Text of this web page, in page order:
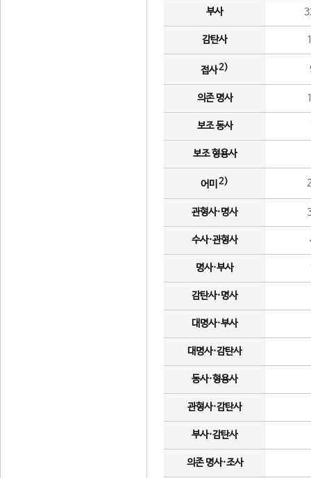
부사
감탄사
접사2)
의존 명사
보조 동사
보조 형용사
어미 2)
관형사·명사
수사·관형사
명사·부사
감탄사·명사
대명사·부사
대명사·감탄사
동사·형용사
관형사·감탄사
부사·감탄사
의존 명사·조사